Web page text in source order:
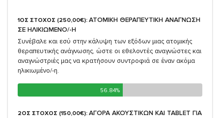
1ΟΣ ΣΤΟΧΟΣ (250,00€): ΑΤΟΜΙΚΗ ΘΕΡΑΠΕΥΤΙΚΗ ΑΝΑΓΝΩΣΗ
ΣΕ ΗΛΙΚΙΩΜΕΝΟ/-Η
Συνέβαλε και εσύ στην κάλυψη των εξόδων μιας ατομικής
θεραπευτικής ανάγνωσης, ώστε οι εθελοντές αναγνώστες και
αναγνώστριές μας να κρατήσουν συντροφιά σε έναν ακόμα
ηλικιωμένο/-η.
56.84%
56.84%
2ΟΣ ΣΤΟΧΟΣ (150,00€): ΑΓΟΡΑ ΑΚΟΥΣΤΙΚΩΝ ΚΑΙ TABLET ΓΙΑ